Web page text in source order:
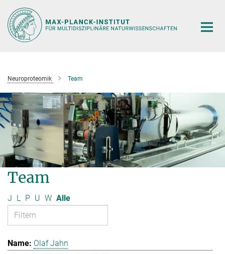
Hauptinhalt
Neuroproteomik Team
Team
J L P U W Alle
Olaf Jahn